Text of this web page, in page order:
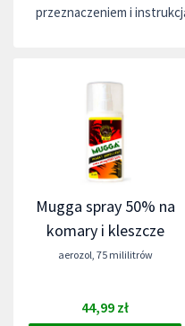
przeznaczeniem i
Mugga spray 50% na
komary i kleszcze
aerozol, 75 mililitrów
44,99 zł